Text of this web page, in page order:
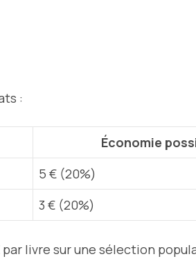
:
Économie
5 € (20%)
3 € (20%)
livre sur une sélection